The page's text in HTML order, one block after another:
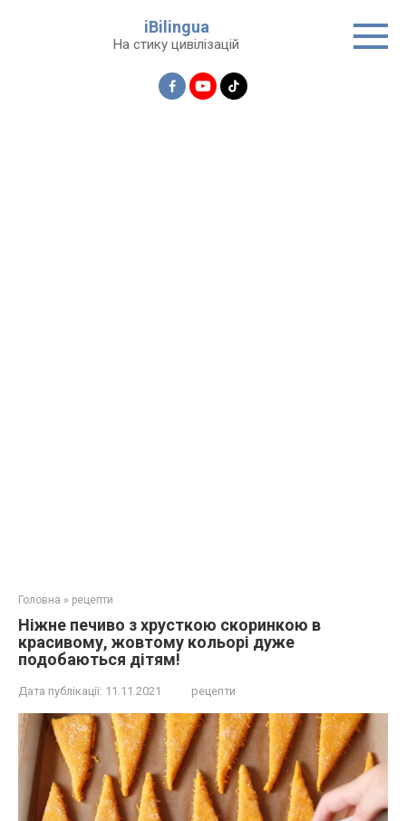
iBilingua
На стику цивілізацій
Головна » рецепти
Ніжне печиво з хрусткою скоринкою в
красивому, жовтому кольорі дуже
подобаються дітям!
Дата публікації: 11.11.2021 рецепти